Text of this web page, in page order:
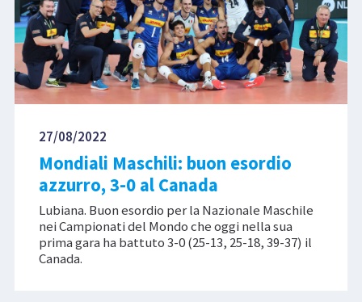
27/08/2022
Mondiali Maschili: buon esordio
azzurro, 3-0 al Canada
Lubiana. Buon esordio per la Nazionale Maschile
nei Campionati del Mondo che oggi nella sua
prima gara ha battuto 3-0 (25-13, 25-18, 39-37) il
Canada.